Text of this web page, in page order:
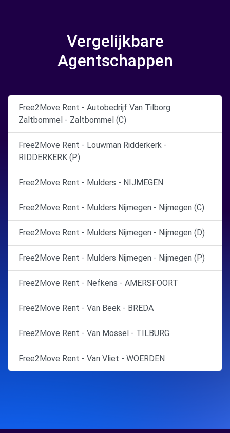
Vergelijkbare
Agentschappen
Free2Move Rent - Autobedrijf Van Tilborg
Zaltbommel - Zaltbommel (C)
Free2Move Rent - Louwman Ridderkerk -
RIDDERKERK (P)
Free2Move Rent - Mulders - NIJMEGEN
Free2Move Rent - Mulders Nijmegen - Nijmegen (C)
Free2Move Rent - Mulders Nijmegen - Nijmegen (D)
Free2Move Rent - Mulders Nijmegen - Nijmegen (P)
Free2Move Rent - Nefkens - AMERSFOORT
Free2Move Rent - Van Beek - BREDA
Free2Move Rent - Van Mossel - TILBURG
Free2Move Rent - Van Vliet - WOERDEN